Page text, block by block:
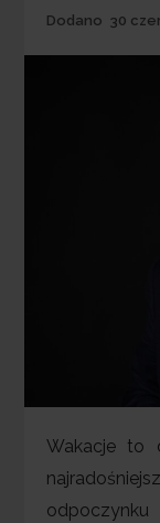
Dodano 30
Wakacje to